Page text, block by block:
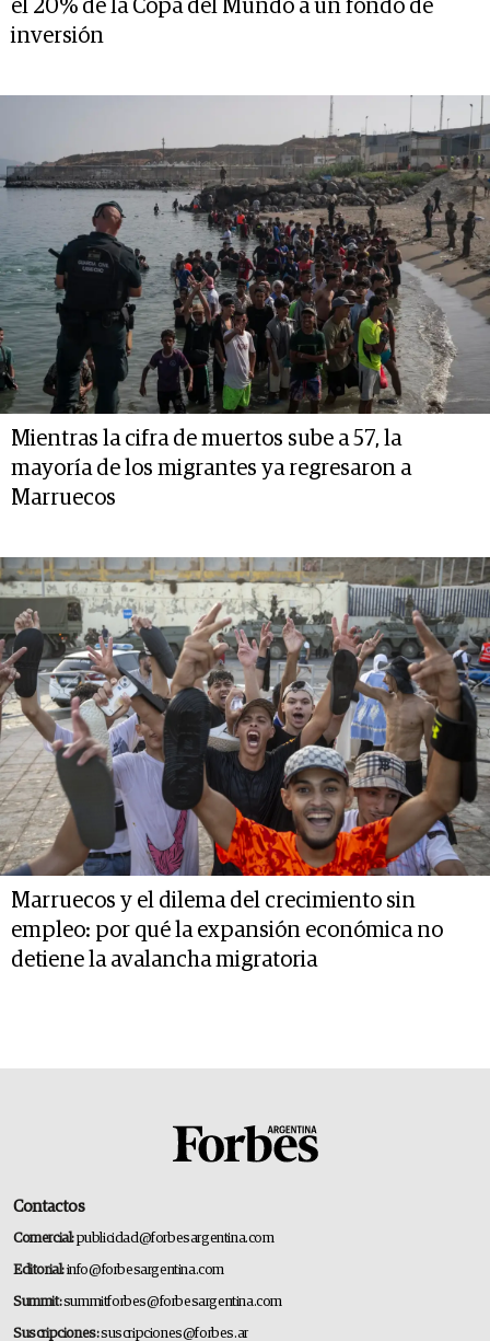
el 20% de la Copa del Mundo a un fondo de
inversión
Mientras la cifra de muertos sube a 57, la
mayoría de los migrantes ya regresaron a
Marruecos
Marruecos y el dilema del crecimiento sin
empleo: por qué la expansión económica no
detiene la avalancha migratoria
Contactos
Comercial:publicidad@forbesargentina.com
Editorial:info@forbesargentina.com
Summit:summitforbes@forbesargentina.com
Suscripciones:suscripciones@forbes.ar